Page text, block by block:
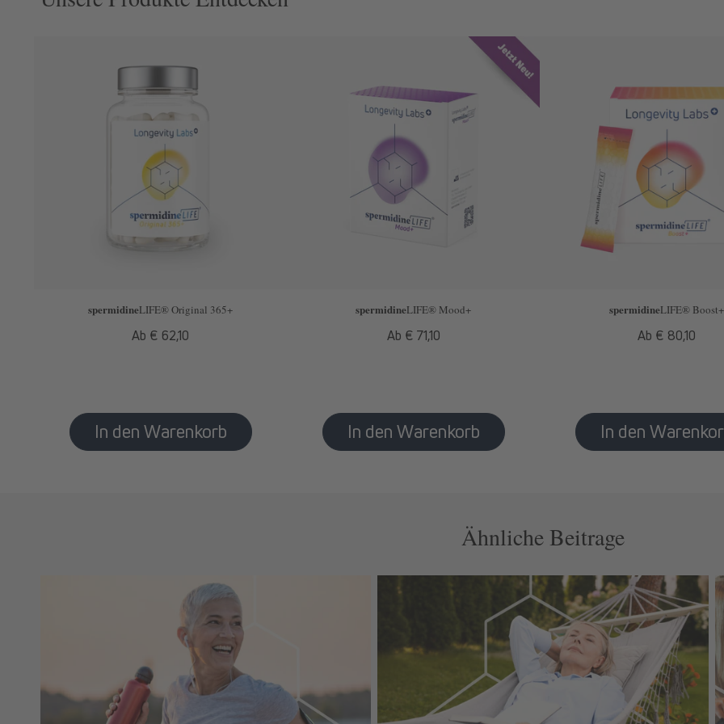
spermidineLIFE® Original 365+
Normaler
Ab € 62,10
spermidineLIFE® Mood+
Normaler
Ab € 71,10
spermidineLIFE® Boost+
Normaler
Ab € 80,10
Ähnliche Beitrage